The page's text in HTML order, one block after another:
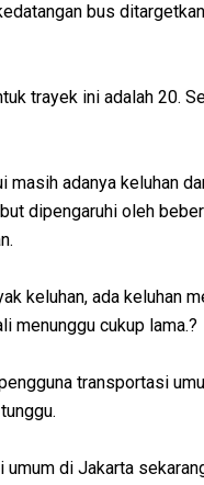
bus
trayek ini adalah 20.
masih adanya keluhan
dipengaruhi oleh
keluhan, ada keluhan
menunggu cukup lama.?
transportasi
di Jakarta